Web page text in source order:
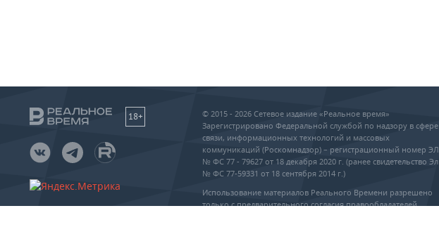
18+
© 2015 - 2026 Сетевое издание «Реальное время»
Зарегистрировано Федеральной службой по надзору в сфере
связи, информационных технологий и массовых
коммуникаций (Роскомнадзор) – регистрационный номер ЭЛ
№ ФС 77 - 79627 от 18 декабря 2020 г. (ранее свидетельство Эл
№ ФС 77-59331 от 18 сентября 2014 г.)
Использование материалов Реального Времени разрешено
только с предварительного согласия правообладателей,